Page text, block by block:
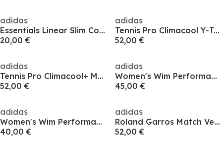
adidas
Essentials Linear Slim Cotton Tank Top Womens
20,00 €
adidas
Tennis Pro Climacool Y-Tank Top
52,00 €
adidas
Tennis Pro Climacool+ Match Tank Top
52,00 €
adidas
Women's Wim Performance Vest
45,00 €
adidas
Women's Wim Performance Vest
40,00 €
adidas
Roland Garros Match Vest Womens
52,00 €